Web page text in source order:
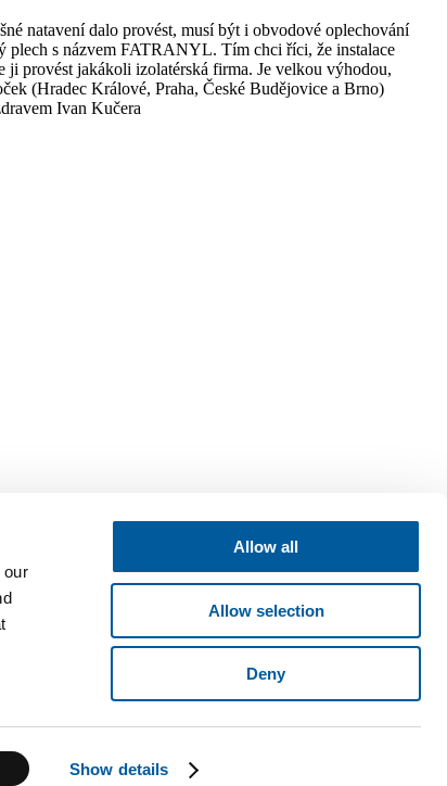
our
Show details
Allow all
Allow selection
Deny
natavení dalo provést, musí být i obvodové oplechování
plech s názvem FATRANYL. Tím chci říci, že instalace
ji provést jakákoli izolatérská firma. Je velkou výhodou,
(Hradec Králové, Praha, České Budějovice a Brno)
Ivan Kučera
2327/2, Chodov, 149 00 Praha 4. © 2026 Fatra, a.s. •